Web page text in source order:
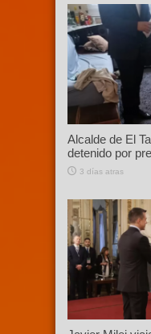
Alcalde de El
detenido por
3 días atras